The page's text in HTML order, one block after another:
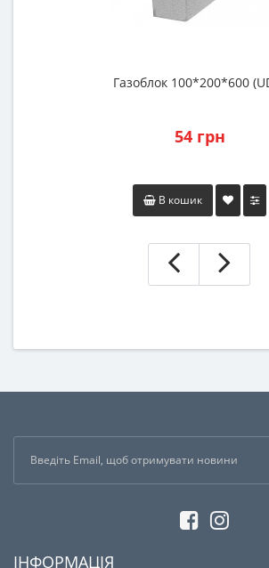
Газоблок 100*200*600
54 грн
В кошик
ІНФОРМАЦІЯ